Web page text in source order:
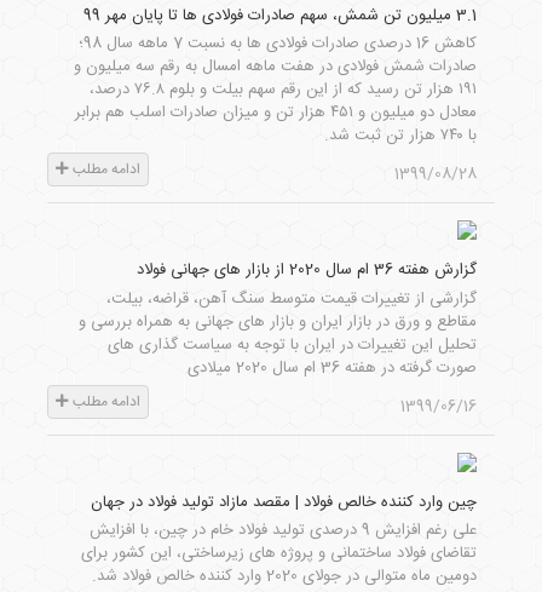
3.1 میلیون تن شمش، سهم صادرات فولادی ها تا پایان مهر 99
کاهش 16 درصدی صادرات فولادی ها به نسبت 7 ماهه سال 98؛
صادرات شمش فولادی در هفت ماهه امسال به رقم سه میلیون و
۱۹۱ هزار تن رسید که از این رقم سهم بیلت و بلوم ۷۶.۸ درصد،
معادل دو میلیون و ۴۵۱ هزار تن و میزان صادرات اسلب هم برابر
با ۷۴۰ هزار تن ثبت شد.
1399/08/28
ادامه مطلب
گزارش هفته 36 ام سال 2020 از بازار های جهانی فولاد
گزارشی از تغییرات قیمت متوسط سنگ آهن، قراضه، بیلت،
مقاطع و ورق در بازار ایران و بازار های جهانی به همراه بررسی و
تحلیل این تغییرات در ایران با توجه به سیاست گذاری های
صورت گرفته در هفته 36 ام سال 2020 میلادی
1399/06/16
ادامه مطلب
چین وارد کننده خالص فولاد | مقصد مازاد تولید فولاد در جهان
علی رغم افزایش 9 درصدی تولید فولاد خام در چین، با افزایش
تقاضای فولاد ساختمانی و پروژه های زیرساختی، این کشور برای
دومین ماه متوالی در جولای 2020 وارد کننده خالص فولاد شد.